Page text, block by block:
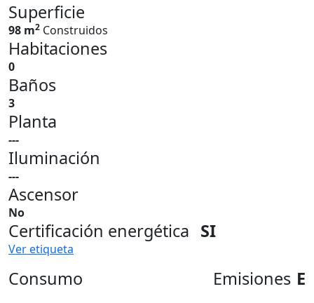
Superficie
98 m2 Construidos
Habitaciones
0
Baños
3
Planta
---
Iluminación
---
Ascensor
No
Certificación energética SI
Ver etiqueta
Consumo Emisiones E